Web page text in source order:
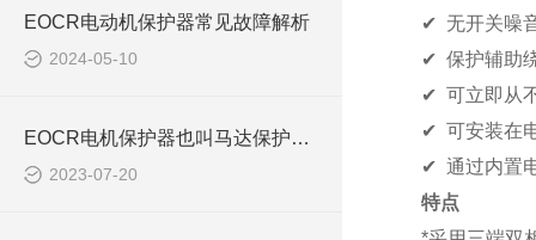
EOCR电动机保护器常见故障解析
2024-05-10
EOCR电机保护器也叫马达保护器知识概述
2023-07-20
✔ 无开关噪
✔ 保护辅助
✔ 可立即从
✔ 可安装在
✔ 通过内置
特点